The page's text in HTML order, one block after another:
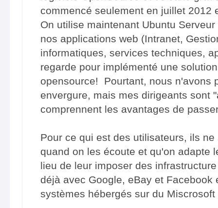
commencé seulement en juillet
On utilise maintenant Ubuntu
nos applications web (Intranet,
informatiques, services techniques,
regarde pour implémenté une
opensource! Pourtant, nous n'avons
envergure, mais mes dirigeants sont
comprennent les avantages de
Pour ce qui est des utilisateurs, ils
quand on les écoute et qu'on adapte
lieu de leur imposer des
déjà avec Google, eBay et Facebook
systèmes hébergés sur du